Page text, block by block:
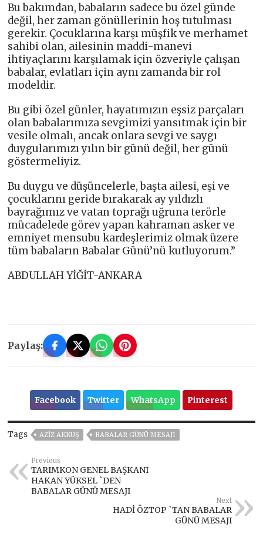
Bu bakımdan, babaların sadece bu özel günde
değil, her zaman gönüllerinin hoş tutulması
gerekir. Çocuklarına karşı müşfik ve merhamet
sahibi olan, ailesinin maddi-manevi
ihtiyaçlarını karşılamak için özveriyle çalışan
babalar, evlatları için aynı zamanda bir rol
modeldir.
Bu gibi özel günler, hayatımızın eşsiz parçaları
olan babalarımıza sevgimizi yansıtmak için bir
vesile olmalı, ancak onlara sevgi ve saygı
duygularımızı yılın bir günü değil, her günü
göstermeliyiz.
Bu duygu ve düşüncelerle, başta ailesi, eşi ve
çocuklarını geride bırakarak ay yıldızlı
bayrağımız ve vatan toprağı uğruna terörle
mücadelede görev yapan kahraman asker ve
emniyet mensubu kardeşlerimiz olmak üzere
tüm babaların Babalar Günü’nü kutluyorum.”
ABDULLAH YİĞİT-ANKARA
Paylaş:
Facebook Twitter WhatsApp Pinterest
Tags AZİZ AKKUŞ BABALAR GÜNÜ MESAJI
Previous
TARIMKON GENEL BAŞKANI
HAKAN YÜKSEL `DEN
BABALAR GÜNÜ MESAJI
Next
HADİ ÖZTOP `TAN BABALAR
GÜNÜ MESAJI